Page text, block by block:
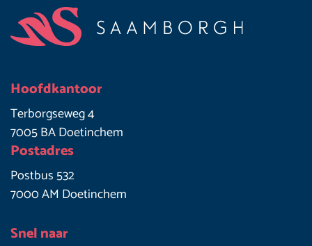
Hoofdkantoor
Terborgseweg 4
7005 BA Doetinchem
Postadres
Postbus 532
7000 AM Doetinchem
Snel naar